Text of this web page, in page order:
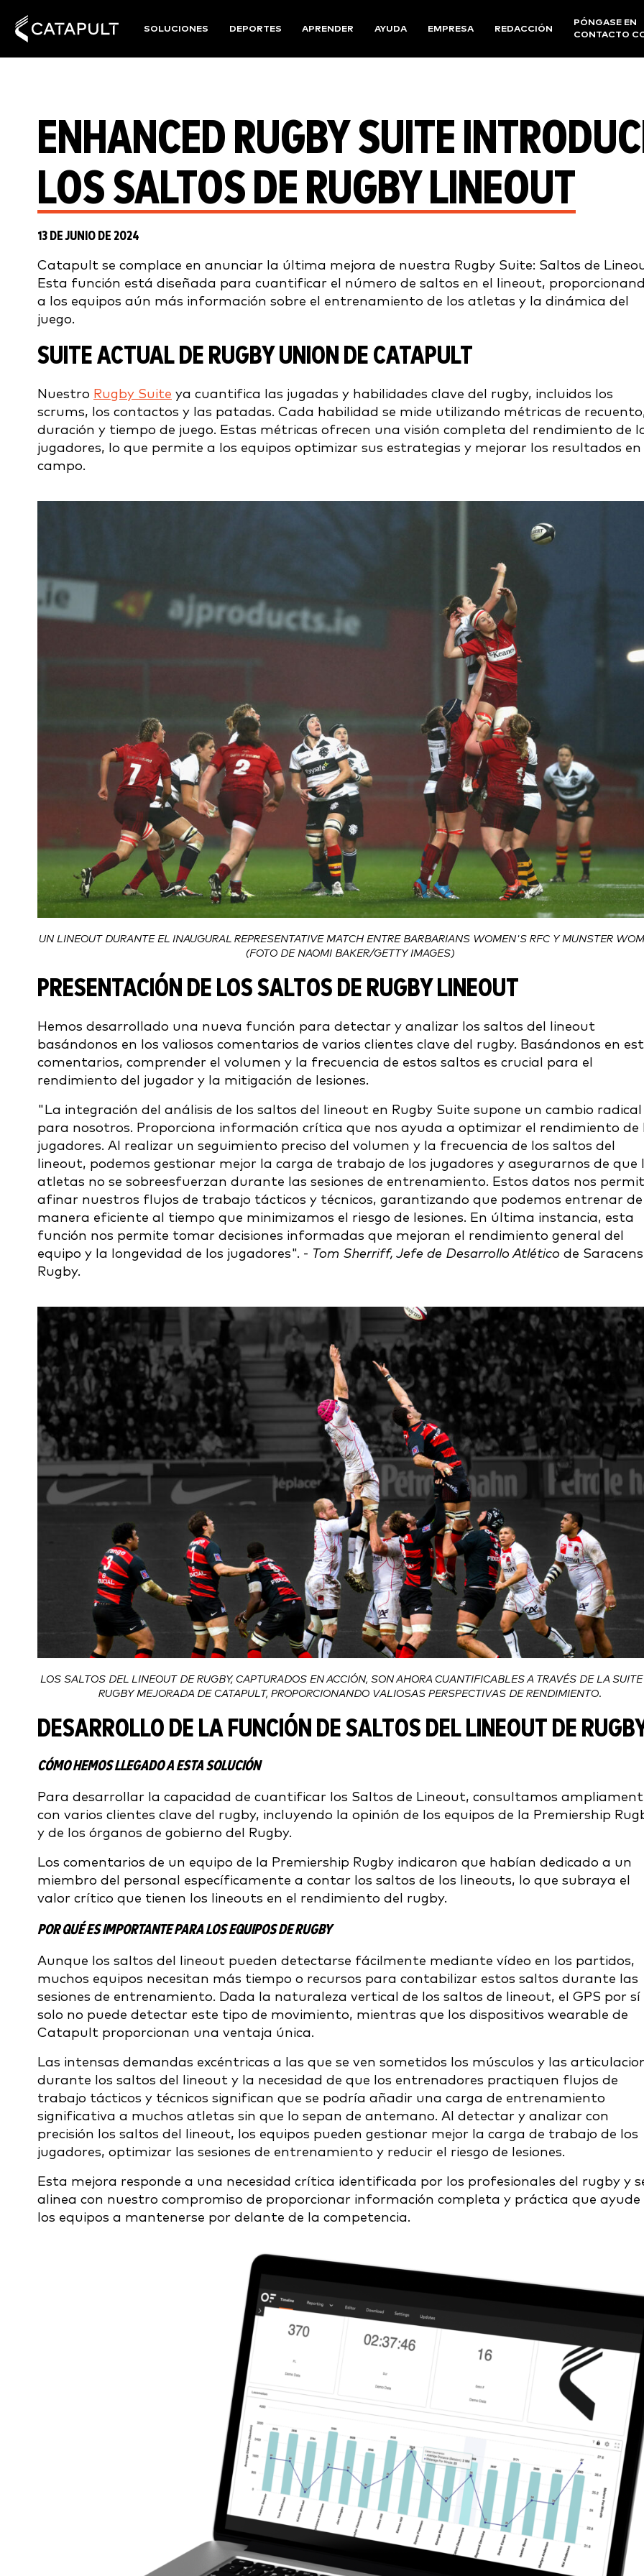
SOLUCIONES DEPORTES APRENDER AYUDA EMPRESA REDACCIÓN
PÓNGASE EN
CONTACTO
ENHANCED RUGBY SUITE
LOS SALTOS DE RUGBY LINEOUT
13 DE JUNIO DE 2024
Catapult se complace en anunciar la última mejora de nuestra Rugby Suite: Saltos de
Esta función está diseñada para cuantificar el número de saltos en el lineout,
a los equipos aún más información sobre el entrenamiento de los atletas y la dinámica del
juego.
SUITE ACTUAL DE RUGBY UNION DE CATAPULT
Nuestro Rugby Suite ya cuantifica las jugadas y habilidades clave del rugby, incluidos los
scrums, los contactos y las patadas. Cada habilidad se mide utilizando métricas de
duración y tiempo de juego. Estas métricas ofrecen una visión completa del rendimiento de
jugadores, lo que permite a los equipos optimizar sus estrategias y mejorar los resultados en
campo.
UN LINEOUT DURANTE EL INAUGURAL REPRESENTATIVE MATCH ENTRE BARBARIANS WOMEN'S RFC Y MUNSTER
(FOTO DE NAOMI BAKER/GETTY IMAGES)
PRESENTACIÓN DE LOS SALTOS DE RUGBY LINEOUT
Hemos desarrollado una nueva función para detectar y analizar los saltos del lineout
basándonos en los valiosos comentarios de varios clientes clave del rugby. Basándonos en
comentarios, comprender el volumen y la frecuencia de estos saltos es crucial para el
rendimiento del jugador y la mitigación de lesiones.
"La integración del análisis de los saltos del lineout en Rugby Suite supone un cambio radical
para nosotros. Proporciona información crítica que nos ayuda a optimizar el rendimiento de
jugadores. Al realizar un seguimiento preciso del volumen y la frecuencia de los saltos del
lineout, podemos gestionar mejor la carga de trabajo de los jugadores y asegurarnos de que
atletas no se sobreesfuerzan durante las sesiones de entrenamiento. Estos datos nos
afinar nuestros flujos de trabajo tácticos y técnicos, garantizando que podemos entrenar de
manera eficiente al tiempo que minimizamos el riesgo de lesiones. En última instancia, esta
función nos permite tomar decisiones informadas que mejoran el rendimiento general del
equipo y la longevidad de los jugadores". - Tom Sherriff, Jefe de Desarrollo Atlético de Saracens
Rugby.
LOS SALTOS DEL LINEOUT DE RUGBY, CAPTURADOS EN ACCIÓN, SON AHORA CUANTIFICABLES A TRAVÉS DE LA
RUGBY MEJORADA DE CATAPULT, PROPORCIONANDO VALIOSAS PERSPECTIVAS DE RENDIMIENTO.
DESARROLLO DE LA FUNCIÓN DE SALTOS DEL LINEOUT DE
CÓMO HEMOS LLEGADO A ESTA SOLUCIÓN
Para desarrollar la capacidad de cuantificar los Saltos de Lineout, consultamos
con varios clientes clave del rugby, incluyendo la opinión de los equipos de la Premiership
y de los órganos de gobierno del Rugby.
Los comentarios de un equipo de la Premiership Rugby indicaron que habían dedicado a un
miembro del personal específicamente a contar los saltos de los lineouts, lo que subraya el
valor crítico que tienen los lineouts en el rendimiento del rugby.
POR QUÉ ES IMPORTANTE PARA LOS EQUIPOS DE RUGBY
Aunque los saltos del lineout pueden detectarse fácilmente mediante vídeo en los partidos,
muchos equipos necesitan más tiempo o recursos para contabilizar estos saltos durante las
sesiones de entrenamiento. Dada la naturaleza vertical de los saltos de lineout, el GPS por sí
solo no puede detectar este tipo de movimiento, mientras que los dispositivos wearable de
Catapult proporcionan una ventaja única.
Las intensas demandas excéntricas a las que se ven sometidos los músculos y las
durante los saltos del lineout y la necesidad de que los entrenadores practiquen flujos de
trabajo tácticos y técnicos significan que se podría añadir una carga de entrenamiento
significativa a muchos atletas sin que lo sepan de antemano. Al detectar y analizar con
precisión los saltos del lineout, los equipos pueden gestionar mejor la carga de trabajo de los
jugadores, optimizar las sesiones de entrenamiento y reducir el riesgo de lesiones.
Esta mejora responde a una necesidad crítica identificada por los profesionales del rugby y
alinea con nuestro compromiso de proporcionar información completa y práctica que ayude
los equipos a mantenerse por delante de la competencia.